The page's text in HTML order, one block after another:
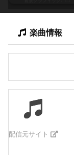
楽曲情報
配信元サイト